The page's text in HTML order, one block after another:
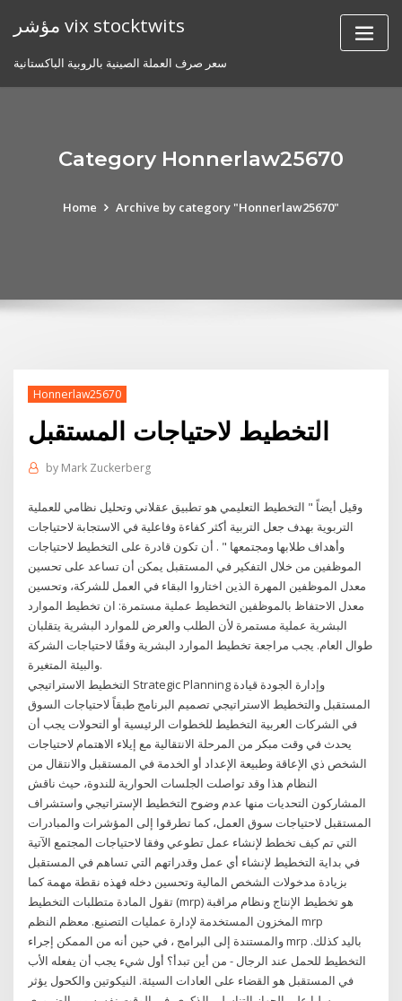
مؤشر vix stocktwits
سعر صرف العملة الصينية بالروبية الباكستانية
Category Honnerlaw25670
Home Archive by category "Honnerlaw25670"
Honnerlaw25670
التخطيط لاحتياجات المستقبل
by Mark Zuckerberg
وقيل أيضاً " التخطيط التعليمي هو تطبيق عقلاني وتحليل نظامي للعملية
التربوية بهدف جعل التربية أكثر كفاءة وفاعلية في الاستجابة لاحتياجات
وأهداف طلابها ومجتمعها " . أن تكون قادرة على التخطيط لاحتياجات
الموظفين من خلال التفكير في المستقبل يمكن أن تساعد على تحسين
معدل الموظفين المهرة الذين اختاروا البقاء في العمل للشركة، وتحسين
معدل الاحتفاظ بالموظفين التخطيط عملية مستمرة: ان تخطيط الموارد
البشرية عملية مستمرة لأن الطلب والعرض للموارد البشرية يتقلبان
طوال العام. يجب مراجعة تخطيط الموارد البشرية وفقًا لاحتياجات الشركة
والبيئة المتغيرة.
التخطيط الاستراتيجي Strategic Planning وإدارة الجودة قيادة
المستقبل والتخطيط الاستراتيجي تصميم البرنامج طبقاً لاحتياجات السوق
في الشركات العربية التخطيط للخطوات الرئيسية أو التحولات يجب أن
يحدث في وقت مبكر من المرحلة الانتقالية مع إيلاء الاهتمام لاحتياجات
الشخص ذي الإعاقة وطبيعة الإعداد أو الخدمة في المستقبل والانتقال من
النظام هذا وقد تواصلت الجلسات الحوارية للندوة، حيث ناقش
المشاركون التحديات منها عدم وضوح التخطيط الإستراتيجي واستشراف
المستقبل لاحتياجات سوق العمل، كما تطرقوا إلى المؤشرات والمبادرات
التي تم كيف تخطط لإنشاء عمل تطوعي وفقا لاحتياجات المجتمع الآتية
في بداية التخطيط لإنشاء أي عمل وقدراتهم التي تساهم في المستقبل
بزيادة مدخولات الشخص المالية وتحسين دخله فهذه نقطة مهمة كما
تقول المادة متطلبات التخطيط (mrp) هو تخطيط الإنتاج ونظام مراقبة
المخزون المستخدمة لإدارة عمليات التصنيع. معظم النظم mrp
والمستندة إلى البرامج ، في حين أنه من الممكن إجراء mrp باليد كذلك.
التخطيط للحمل عند الرجال - من أين تبدأ؟ أول شيء يجب أن يفعله الأب
في المستقبل هو القضاء على العادات السيئة. النيكوتين والكحول يؤثر